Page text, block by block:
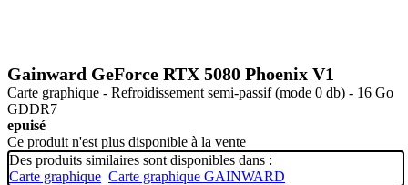
Gainward GeForce RTX 5080 Phoenix V1
Carte graphique - Refroidissement semi-passif (mode 0 db) - 16 Go
GDDR7
epuisé
Ce produit n'est plus disponible à la vente
Des produits similaires sont disponibles dans :
Carte graphique Carte graphique GAINWARD